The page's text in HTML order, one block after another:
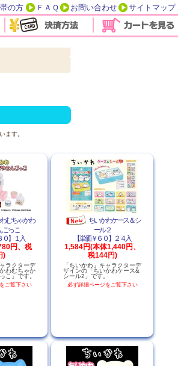
の方 ＦＡＱ お問い合わせ サイトマップ
ます。
むちゃかわ
ごっこ
０】１入
円、税
)
ラクターデ
わむちゃか
こ」です。
ご覧下さい
ちいかわケース＆シ
ール２
【単価￥６０】２４入
1,584円(本体1,440円、
税144円)
「ちいかわ」キャラクターデ
ザインの「ちいかわケース&
シール2」です。
必ず詳細ページをご覧下さい